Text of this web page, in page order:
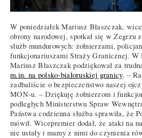
W poniedziałek Mariusz Błaszczak,
obrony narodowej, spotkał się w Zegrzu
służb mundurowych: żołnierzami,
funkcjonariuszami Straży Granicznej.
Mariusz Błaszczak podziękował za
m.in. na polsko-białoruskiej granicy. –
zadbaliście o bezpieczeństwo naszej
MON-u. – Dziękuję żołnierzom i
podległych Ministerstwu Spraw
Państwa codzienna służba sprawiła, że
mówił. Wicepremier dodał, że ataki na
nie ustały i mamy z nimi do czynienia